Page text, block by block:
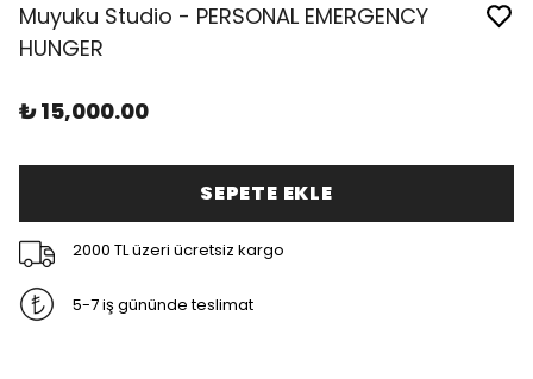
Muyuku Studio - PERSONAL EMERGENCY
HUNGER
₺ 15,000.00
SEPETE EKLE
2000 TL üzeri ücretsiz kargo
5-7 iş gününde teslimat